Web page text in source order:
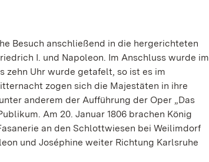
Besuch anschließend in die hergerichteten
I. und Napoleon. Im Anschluss wurde im
zehn Uhr wurde getafelt, so ist es im
zogen sich die Majestäten in ihre
anderem der Aufführung der Oper „Das
Am 20. Januar 1806 brachen König
an den Schlottwiesen bei Weilimdorf
und Joséphine weiter Richtung Karlsruhe